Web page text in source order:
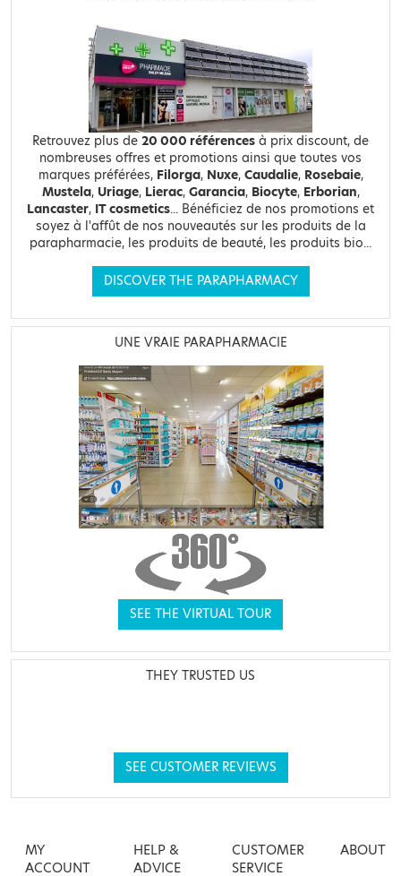
Retrouvez plus de 20 000 références à prix discount, de
nombreuses offres et promotions ainsi que toutes vos
marques préférées, Filorga, Nuxe, Caudalie, Rosebaie,
Mustela, Uriage, Lierac, Garancia, Biocyte, Erborian,
Lancaster, IT cosmetics... Bénéficiez de nos promotions et
soyez à l'affût de nos nouveautés sur les produits de la
parapharmacie, les produits de beauté, les produits bio...
DISCOVER THE PARAPHARMACY
UNE VRAIE PARAPHARMACIE
SEE THE VIRTUAL TOUR
THEY TRUSTED US
SEE CUSTOMER REVIEWS
MY
ACCOUNT
HELP &
ADVICE
CUSTOMER
SERVICE
ABOUT